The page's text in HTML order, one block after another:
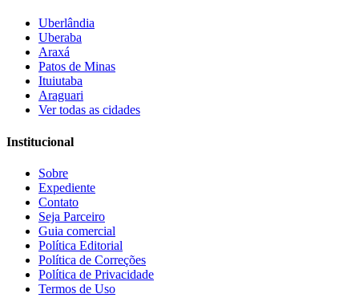
Uberlândia
Uberaba
Araxá
Patos de Minas
Ituiutaba
Araguari
Ver todas as cidades
Institucional
Sobre
Expediente
Contato
Seja Parceiro
Guia comercial
Política Editorial
Política de Correções
Política de Privacidade
Termos de Uso